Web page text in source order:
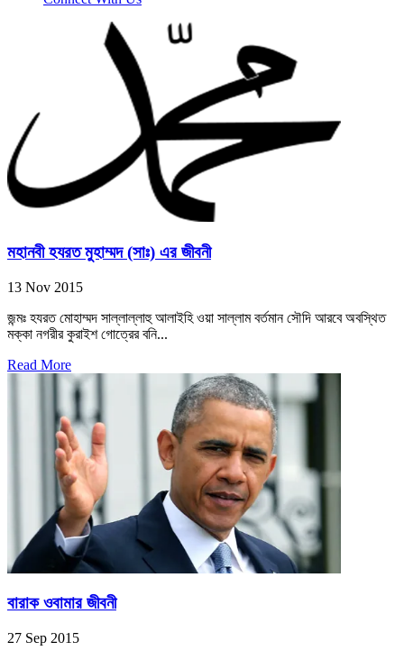
মহানবী হযরত মুহাম্মদ (সাঃ) এর জীবনী
13 Nov 2015
জন্মঃ হযরত মোহাম্মদ সাল্লাল্লাহু আলাইহি ওয়া সাল্লাম বর্তমান সৌদি আরবে অবস্থিত
মক্কা নগরীর কুরাইশ গোত্রের বনি...
Read More
বারাক ওবামার জীবনী
27 Sep 2015